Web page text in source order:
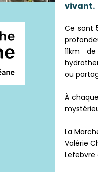
vivant.
Ce sont
11km
ou
À
La
Valérie
Lefebvre